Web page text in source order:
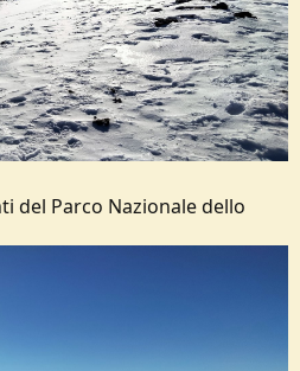
del Parco Nazionale dello